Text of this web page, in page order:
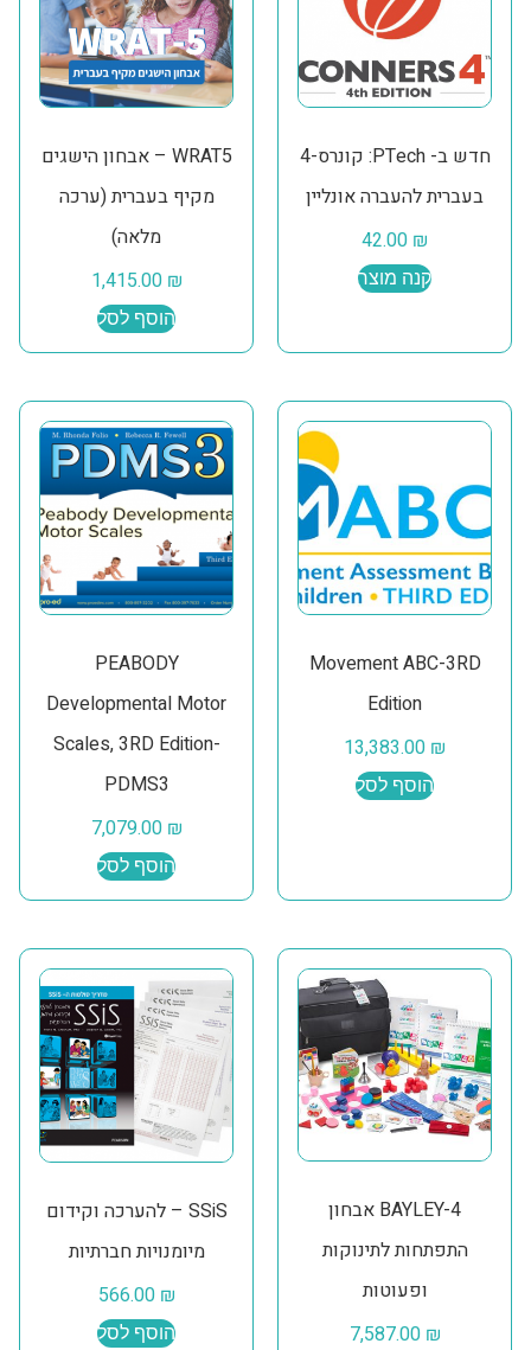
חדש ב- PTech: קונרס-4
בעברית להעברה אונליין
42.00 ₪
קנה מוצר
WRAT5 – אבחון הישגים
מקיף בעברית (ערכה
מלאה)
1,415.00 ₪
הוסף לסל
Movement ABC-3RD
Edition
13,383.00 ₪
הוסף לסל
PEABODY
Developmental Motor
Scales, 3RD Edition-
PDMS3
7,079.00 ₪
הוסף לסל
BAYLEY-4 אבחון
התפתחות לתינוקות
ופעוטות
7,587.00 ₪
SSiS – להערכה וקידום
מיומנויות חברתיות
566.00 ₪
הוסף לסל